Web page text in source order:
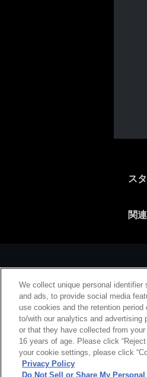
ス
関
We collect unique personal
and ads, to provide social media
use cookies and the retention
to/with our analytics and advertising
or that they have collected from
16 years of age. Please click
your cookie settings, please click
Privacy Policy
Do Not Sell or Share My